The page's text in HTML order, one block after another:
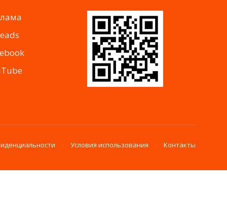
Условия использования Контакты